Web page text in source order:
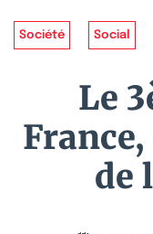
Société Social
Le
de